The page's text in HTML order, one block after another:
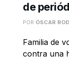
de
POR ÓSCAR
Familia de
contra una